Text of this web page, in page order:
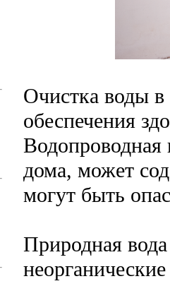
Очистка воды в
обеспечения
Водопроводная
дома, может
могут быть
Природная